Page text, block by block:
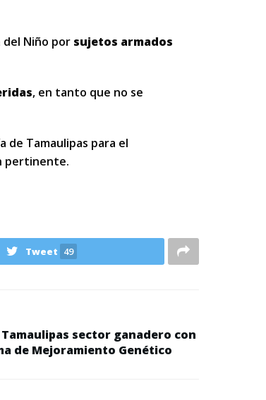
del Niño por sujetos armados
, en tanto que no se
de Tamaulipas para el
pertinente.
Tweet 49
sector ganadero con
de Mejoramiento Genético